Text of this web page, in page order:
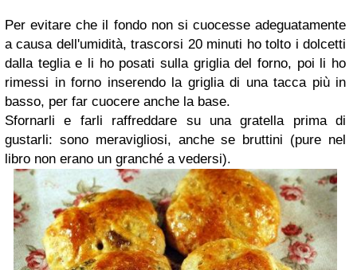
Per evitare che il fondo non si cuocesse adeguatamente
a causa dell'umidità, trascorsi 20 minuti ho tolto i dolcetti
dalla teglia e li ho posati sulla griglia del forno, poi li ho
rimessi in forno inserendo la griglia di una tacca più in
basso, per far cuocere anche la base.
Sfornarli e farli raffreddare su una gratella prima di
gustarli: sono meravigliosi, anche se bruttini (pure nel
libro non erano un granché a vedersi).